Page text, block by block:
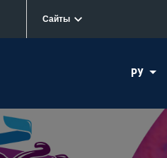
Сайты
РУ